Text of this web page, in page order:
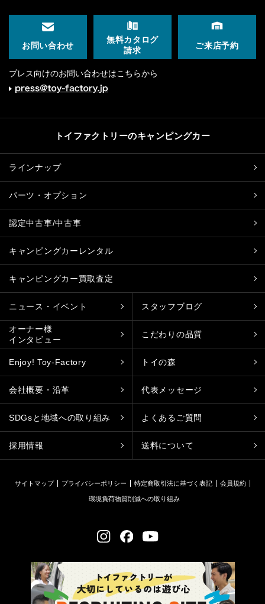
お問い合わせ
無料カタログ
請求
ご来店予約
プレス向けのお問い合わせはこちらから
トイファクトリーのキャンピングカー
ラインナップ
パーツ・オプション
認定中古車/中古車
キャンピングカーレンタル
キャンピングカー買取査定
ニュース・イベント スタッフブログ
オーナー様
インタビュー
こだわりの品質
Enjoy! Toy-Factory トイの森
会社概要・沿革 代表メッセージ
SDGsと地域への取り組み よくあるご質問
採用情報 送料について
サイトマップ プライバシーポリシー 特定商取引法に基づく表記 会員規約
環境負荷物質削減への取り組み